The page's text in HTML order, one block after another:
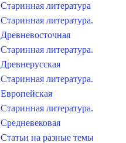
Старинная литература
Старинная литература.
Древневосточная
Старинная литература.
Древнерусская
Старинная литература.
Европейская
Старинная литература.
Средневековая
Статьи на разные темы